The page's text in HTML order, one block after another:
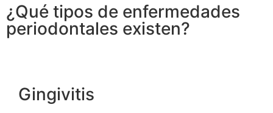
¿Qué tipos de enfermedades
periodontales existen?​
Gingivitis